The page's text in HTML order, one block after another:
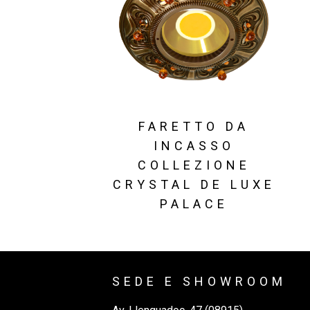
FARETTO DA
INCASSO
COLLEZIONE
CRYSTAL DE LUXE
PALACE
SEDE E SHOWROOM